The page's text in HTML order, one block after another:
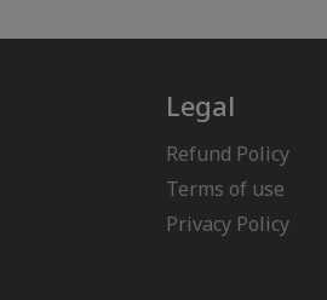
Legal
Refund Policy
Terms of use
Privacy Policy